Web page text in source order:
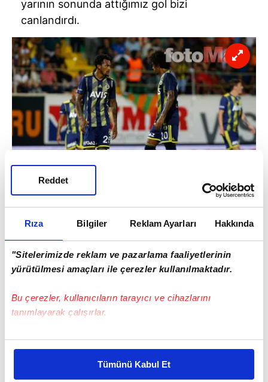
Rıza Bilgiler Reklam Ayarları Hakkında
"Sitelerimizde reklam ve pazarlama faaliyetlerinin
yürütülmesi amaçları ile çerezler kullanılmaktadır.
Bu çerezler, kullanıcıların tarayıcı ve cihazlarını
tanımlayarak çalışırlar.
Bu çerezlere izin vermeniz halinde sizlere özel
daha iyi reklam deneyimi yaşatabiliriz. Bunu yaparken
Tümünü Kabul Et
Reddet
yarının sonunda attığımız gol bizi
canlandırdı.
İkinci yarıya moralle başladık ve baskılı
bulduğumuz pozisyonları iyi değerlendirdik.
4 de olabilirdi. Kazandığımız için çok